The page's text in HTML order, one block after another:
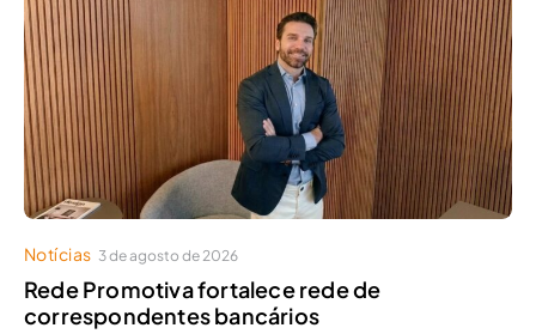
Notícias 3 de agosto de 2026
Rede Promotiva fortalece rede de
correspondentes bancários